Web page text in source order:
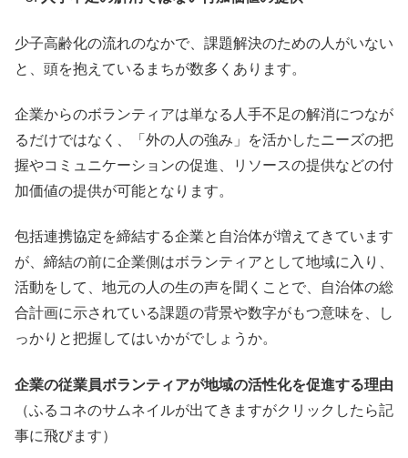
少子高齢化の流れのなかで、課題解決のための人がいない
と、頭を抱えているまちが数多くあります。
企業からのボランティアは単なる人手不足の解消につなが
るだけではなく、「外の人の強み」を活かしたニーズの把
握やコミュニケーションの促進、リソースの提供などの付
加価値の提供が可能となります。
包括連携協定を締結する企業と自治体が増えてきています
が、締結の前に企業側はボランティアとして地域に入り、
活動をして、地元の人の生の声を聞くことで、自治体の総
合計画に示されている課題の背景や数字がもつ意味を、し
っかりと把握してはいかがでしょうか。
企業の従業員ボランティアが地域の活性化を促進する理由
（ふるコネのサムネイルが出てきますがクリックしたら記
事に飛びます）